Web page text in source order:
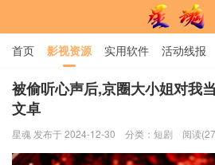
星魂网
首页 影视资源 实用软件 活动线报
用户中心 书籍 娱乐
被偷听心声后,京圈大小姐对我
文卓
星魂 发布于 2024-12-30 分类： 短剧 阅读